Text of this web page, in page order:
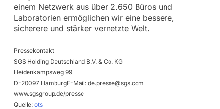
einem Netzwerk aus über 2.650 Büros und
Laboratorien ermöglichen wir eine bessere,
sicherere und stärker vernetzte Welt.
Pressekontakt:
SGS Holding Deutschland B.V. & Co. KG
Heidenkampsweg 99
D-20097 HamburgE-Mail: de.presse@sgs.com
www.sgsgroup.de/presse
Quelle: ots